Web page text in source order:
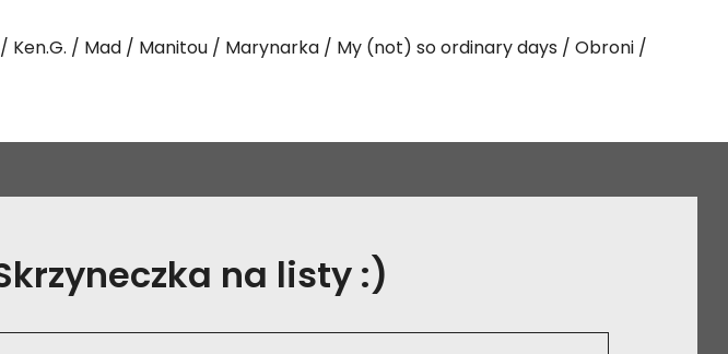
Ken.G. Mad Manitou Marynarka My (not) so ordinary days
Obroni
na listy :)